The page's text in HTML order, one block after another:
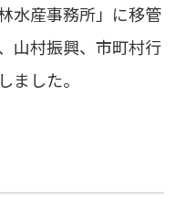
水産事務所」に移管
山村振興、市町村行
ました。